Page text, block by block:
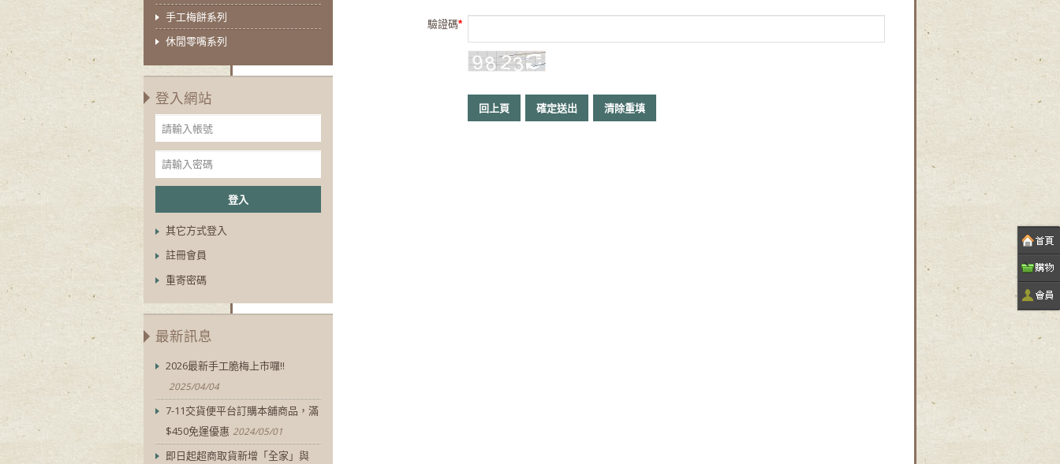
驗證碼
手工梅餅系列
休閒零嘴系列
登入網站
其它方式登入
註冊會員
重寄密碼
最新訊息
2026最新手工脆梅上市囉!!
2025/04/04
7-11交貨便平台訂購本舖商品，滿
$450免運優惠 2024/05/01
即日起超商取貨新增「全家」與